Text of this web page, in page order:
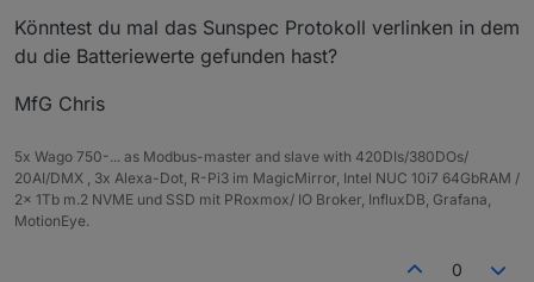
den Modbus Werten). Habt ihr das auch bemerkt?
Vermutlich liegt das an Wandlungsverlusten, aber
warum werden die dann im Modbus Wert nicht
Interface SESTI-S4
Weiterhin für die, die eine Batterie haben: Da gibt es
ja das Register "57722_Battery_1 Lifetime Import
Energy Counter" und Lifetime Export. Eine Art Zähler,
bei Import, angeblich in Wh). Ist ein uint64 Wert lt.
Spezifikation. Hat jemand das Problem gelöst?
Könntest du mal das Sunspec Protokoll verlinken in dem
du die Batteriewerte gefunden hast?
MfG Chris
5x Wago 750-... as Modbus-master and slave with 420DIs/380DOs/
20AI/DMX , 3x Alexa-Dot, R-Pi3 im MagicMirror, Intel NUC 10i7 64GbRAM /
2x 1Tb m.2 NVME und SSD mit PRoxmox/ IO Broker, InfluxDB, Grafana,
MotionEye.
0